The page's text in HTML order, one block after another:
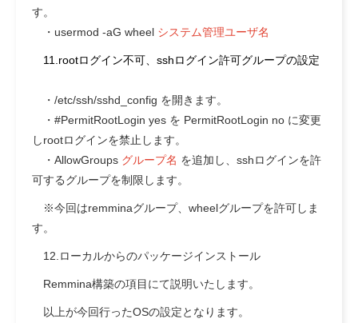
す。
・usermod -aG wheel システム管理ユーザ名
11.rootログイン不可、sshログイン許可グループの設定
・/etc/ssh/sshd_config を開きます。
・#PermitRootLogin yes を PermitRootLogin no に変更
しrootログインを禁止します。
・AllowGroups グループ名 を追加し、sshログインを許
可するグループを制限します。
※今回はremminaグループ、wheelグループを許可しま
す。
12.ローカルからのパッケージインストール
Remmina構築の項目にて説明いたします。
以上が今回行ったOSの設定となります。